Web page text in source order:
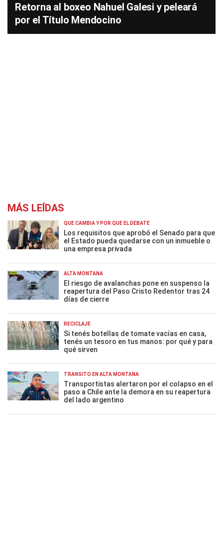
Retorna al boxeo Nahuel Galesi y peleará
por el Título Mendocino
MÁS LEÍDAS
QUÉ CAMBIA Y POR QUÉ EL DEBATE
Los requisitos que aprobó el Senado para que
el Estado pueda quedarse con un inmueble o
una empresa privada
ALTA MONTAÑA
El riesgo de avalanchas pone en suspenso la
reapertura del Paso Cristo Redentor tras 24
días de cierre
RECICLAJE
Si tenés botellas de tomate vacías en casa,
tenés un tesoro en tus manos: por qué y para
qué sirven
TRÁNSITO EN ALTA MONTAÑA
Transportistas alertaron por el colapso en el
paso a Chile ante la demora en su reapertura
del lado argentino